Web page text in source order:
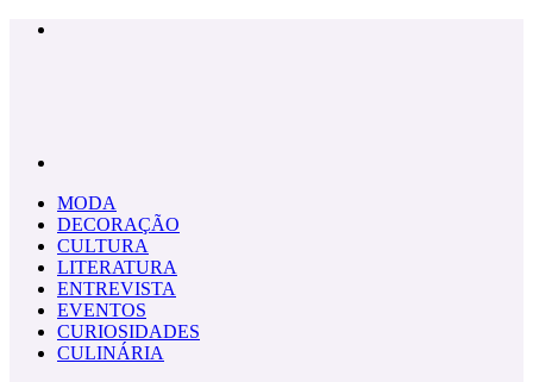
MODA
DECORAÇÃO
CULTURA
LITERATURA
ENTREVISTA
EVENTOS
CURIOSIDADES
CULINÁRIA